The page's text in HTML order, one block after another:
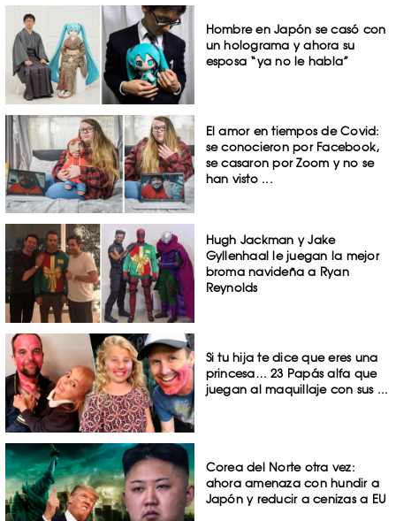
Hombre en Japón se casó con
un holograma y ahora su
esposa “ya no le habla”
El amor en tiempos de Covid:
se conocieron por Facebook,
se casaron por Zoom y no se
han visto ...
Hugh Jackman y Jake
Gyllenhaal le juegan la mejor
broma navideña a Ryan
Reynolds
Si tu hija te dice que eres una
princesa… 23 Papás alfa que
juegan al maquillaje con sus ...
Corea del Norte otra vez:
ahora amenaza con hundir a
Japón y reducir a cenizas a EU